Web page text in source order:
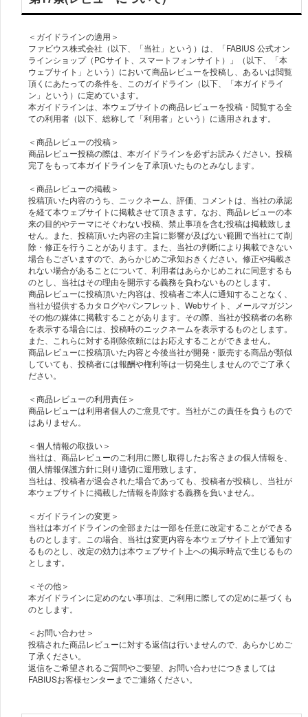
＜ガイドラインの適用＞
ファビウス株式会社（以下、「当社」という）は、「FABIUS 公式オン
ラインショップ（PCサイト、スマートフォンサイト）」（以下、「本
ウェブサイト」という）において商品レビューを投稿し、あるいは閲覧
頂くにあたっての条件を、このガイドライン（以下、「本ガイドライ
ン」という）に定めています。
本ガイドラインは、本ウェブサイトの商品レビューを投稿・閲覧する全
ての利用者（以下、総称して「利用者」という）に適用されます。
＜商品レビューの投稿＞
商品レビュー投稿の際は、本ガイドラインを必ずお読みください。投稿
完了をもって本ガイドラインを了承頂いたものとみなします。
＜商品レビューの掲載＞
投稿頂いた内容のうち、ニックネーム、評価、コメントは、当社の承認
を経て本ウェブサイトに掲載させて頂きます。なお、商品レビューの本
来の目的やテーマにそぐわない投稿、禁止事項を含む投稿は掲載致しま
せん。また、投稿頂いた内容の主旨に影響が及ばない範囲で当社にて削
除・修正を行うことがあります。また、当社の判断により掲載できない
場合もございますので、あらかじめご承知おきください。修正や掲載さ
れない場合があることについて、利用者はあらかじめこれに同意するも
のとし、当社はその理由を開示する義務を負わないものとします。
商品レビューに投稿頂いた内容は、投稿者ご本人に通知することなく、
当社が提供するカタログやパンフレット、Webサイト、メールマガジン
その他の媒体に掲載することがあります。その際、当社が投稿者の名称
を表示する場合には、投稿時のニックネームを表示するものとします。
また、これらに対する削除依頼にはお応えすることができません。
商品レビューに投稿頂いた内容と今後当社が開発・販売する商品が類似
していても、投稿者には報酬や権利等は一切発生しませんのでご了承く
ださい。
＜商品レビューの利用責任＞
商品レビューは利用者個人のご意見です。当社がこの責任を負うもので
はありません。
＜個人情報の取扱い＞
当社は、商品レビューのご利用に際し取得したお客さまの個人情報を、
個人情報保護方針に則り適切に運用致します。
当社は、投稿者が退会された場合であっても、投稿者が投稿し、当社が
本ウェブサイトに掲載した情報を削除する義務を負いません。
＜ガイドラインの変更＞
当社は本ガイドラインの全部または一部を任意に改定することができる
ものとします。この場合、当社は変更内容を本ウェブサイト上で通知す
るものとし、改定の効力は本ウェブサイト上への掲示時点で生じるもの
とします。
＜その他＞
本ガイドラインに定めのない事項は、ご利用に際しての定めに基づくも
のとします。
＜お問い合わせ＞
投稿された商品レビューに対する返信は行いませんので、あらかじめご
了承ください。
返信をご希望されるご質問やご要望、お問い合わせにつきましては
FABIUSお客様センターまでご連絡ください。